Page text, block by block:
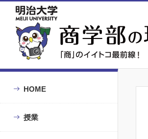
HOME
授業